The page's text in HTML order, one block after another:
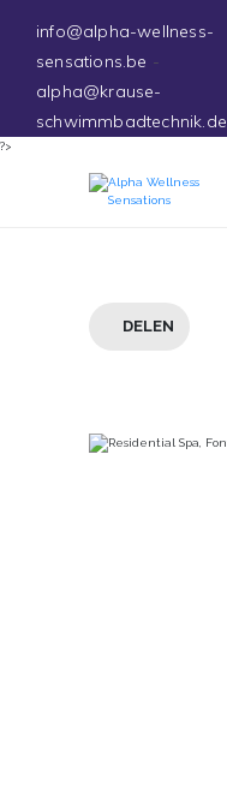
info@alpha-wellness-
sensations.be -
alpha@krause-
schwimmbadtechnik.de
?>
DELEN